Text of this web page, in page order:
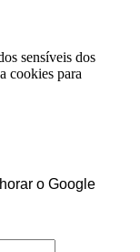
sensíveis dos
cookies para
o Google